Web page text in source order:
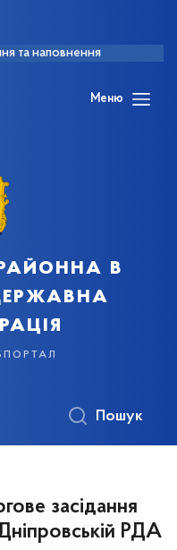
та наповнення
Меню
в
Пошук
засідання
РДА